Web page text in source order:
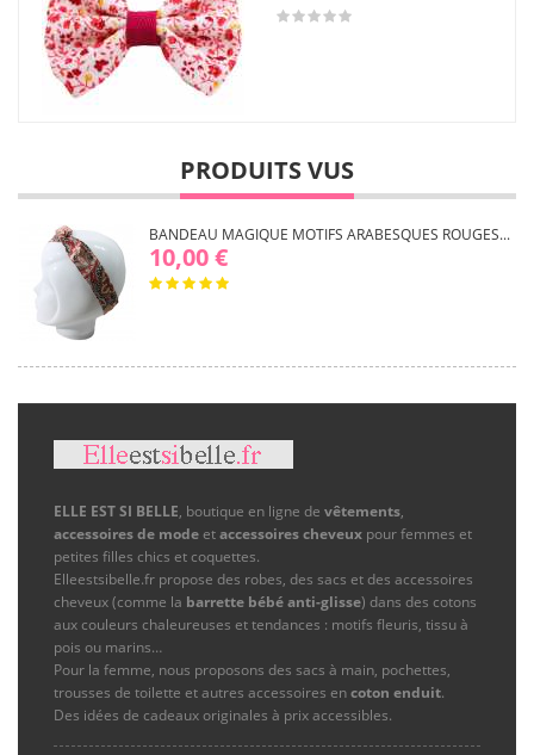
PRODUITS VUS
BANDEAU MAGIQUE MOTIFS ARABESQUES ROUGES...
10,00 €
ELLE EST SI BELLE, boutique en ligne de vêtements,
accessoires de mode etaccessoires cheveux pour femmes et
petites filles chics et coquettes.
Elleestsibelle.fr propose des robes, des sacs et des accessoires
cheveux (comme la barrette bébé anti-glisse) dans des cotons
aux couleurs chaleureuses et tendances : motifs fleuris, tissu à
pois ou marins…
Pour la femme, nous proposons des sacs à main, pochettes,
trousses de toilette et autres accessoires encoton enduit.
Des idées de cadeaux originales à prix accessibles.